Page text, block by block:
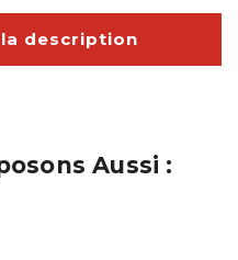
description
Aussi :